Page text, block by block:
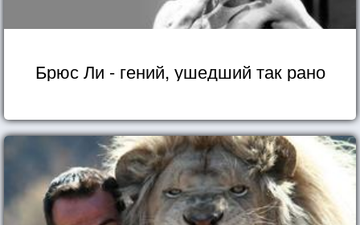
Брюс Ли - гений, ушедший так рано